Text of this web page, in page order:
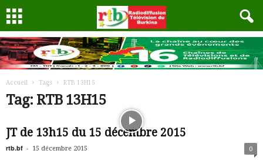
Accueil Tags RTB 13H15
Tag: RTB 13H15
JT de 13h15 du 15 décembre 2015
rtb.bf - 15 décembre 2015 0